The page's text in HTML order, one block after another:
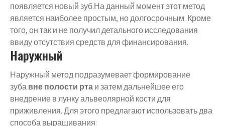
появляется новый зуб.На данный момент этот метод
является наиболее простым, но долгосрочным. Кроме
того, он так и не получил детального исследования
ввиду отсутствия средств для финансирования.
Наружный
Наружный метод подразумевает формирование
зубавне полости ртаи затем дальнейшее его
внедрение в лунку альвеолярной кости для
приживления. Для этого предлагают использовать два
способа выращивания: